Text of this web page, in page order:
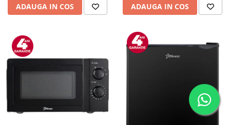
ADAUGA IN COS ADAUGA IN COS